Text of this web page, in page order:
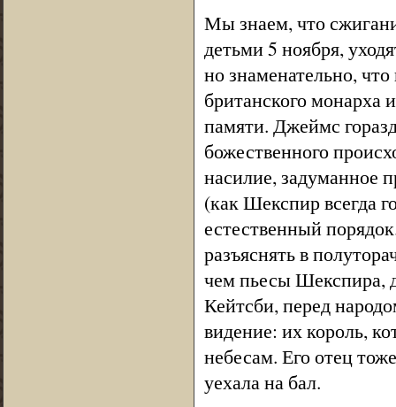
Мы знаем, что
детьми 5 ноября,
но знаменательно,
британского монарха
памяти. Джеймс
божественного
насилие, задуманное
(как Шекспир всегда
естественный
разъяснять в
чем пьесы Шекспира,
Кейтсби, перед
видение: их король,
небесам. Его отец
уехала на бал.